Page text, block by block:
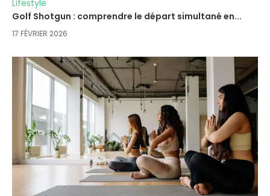
Lifestyle
Golf Shotgun : comprendre le départ simultané en...
17 FÉVRIER 2026